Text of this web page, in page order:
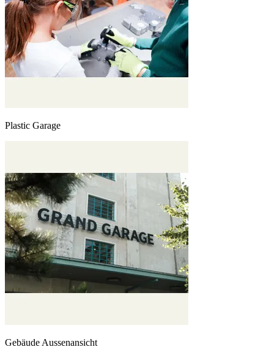
Plastic Garage
Gebäude Aussenansicht